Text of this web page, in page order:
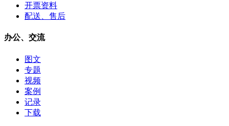
开票资料
配送、售后
办公、交流
图文
专题
视频
案例
记录
下载